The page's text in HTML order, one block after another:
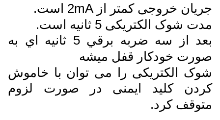
جریان خروجی کمتر از 2mA است.
مدت شوک الکتریکی 5 ثانیه است.
بعد از سه ضربه برقي 5 ثانيه اي به
صورت خودکار قفل ميشه
شوک الکتریکی را می توان با خاموش
کردن کلید ایمنی در صورت لزوم
متوقف کرد.